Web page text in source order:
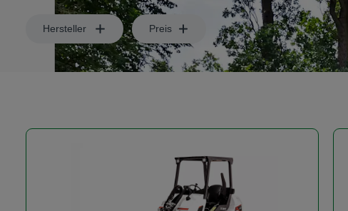
Hersteller Preis